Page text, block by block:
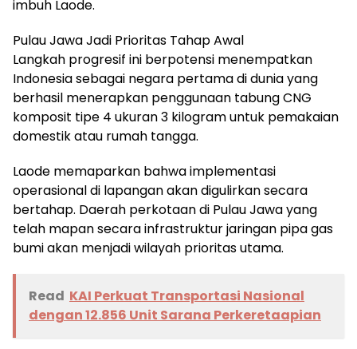
imbuh Laode.
Pulau Jawa Jadi Prioritas Tahap Awal
Langkah progresif ini berpotensi menempatkan
Indonesia sebagai negara pertama di dunia yang
berhasil menerapkan penggunaan tabung CNG
komposit tipe 4 ukuran 3 kilogram untuk pemakaian
domestik atau rumah tangga.
Laode memaparkan bahwa implementasi
operasional di lapangan akan digulirkan secara
bertahap. Daerah perkotaan di Pulau Jawa yang
telah mapan secara infrastruktur jaringan pipa gas
bumi akan menjadi wilayah prioritas utama.
Read KAI Perkuat Transportasi Nasional
dengan 12.856 Unit Sarana Perkeretaapian